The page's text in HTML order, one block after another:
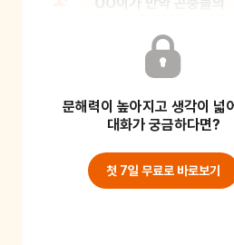
어떤 종목을 나가보고 싶
높이 뛰기, 달리기 등 어린이도 잘
있는 여러 종목이 있었지요? 어린
문해력이 높아지고 생각이 넓
대화가 궁금하다면?
첫 7일 무료로 바로보기